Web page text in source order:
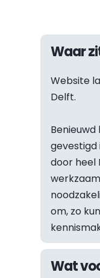
Waar
Website
Delft.
door heel
om, zo
Wat